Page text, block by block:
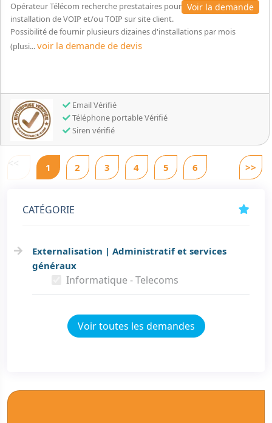
Voir la demande
Opérateur Télécom recherche prestataires pour
installation de VOIP et/ou TOIP sur site client.
Possibilité de fournir plusieurs dizaines d'installations par mois
(plusi...voir la demande de devis
Email Vérifié
Téléphone portable Vérifié
Siren vérifié
1 2 3 4 5 6 >>
CATÉGORIE
Externalisation | Administratif et services
généraux
Informatique - Telecoms
Voir toutes les demandes